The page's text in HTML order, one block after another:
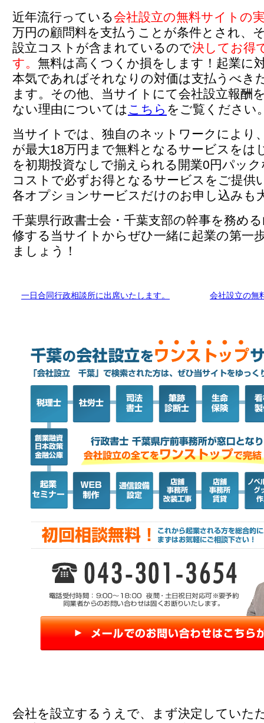
近年流行っている会社設立の無料サイトの
万円の顧問料を支払うことが条件とされ、
設立コストが含まれているので決してお得
す。 無料は高くつくか損をします！起業に
本気であればそれなりの対価は支払うべき
ます。その他、当サイトにて会社設立報酬
ない理由については こちら をご覧ください
当サイトでは、独自のネットワークにより
が最大18万円まで無料となるサービスをは
を初期投資なしで揃えられる開業0円パッ
コストで必ずお得となるサービスをご提供
各オプションサービスだけのお申し込みも
千葉県行政書士会・千葉支部の幹事を務め
修する当サイトからぜひ一緒に起業の第一
ましょう！
一日合同行政相談所に出席いたします。 会社設立の無
会社を設立するうえで、まず決定していた